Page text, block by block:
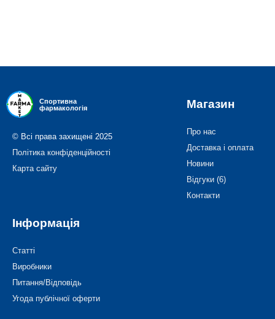
Спортивна
фармакологія
© Всі права захищені 2025
Політика конфіденційності
Карта сайту
Магазин
Про нас
Доставка і оплата
Новини
Відгуки (6)
Контакти
Інформація
Статті
Виробники
Питання/Відповідь
Угода публічної оферти